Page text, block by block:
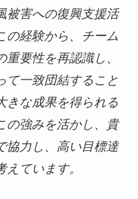
被害への復興支援活
の経験から、チーム
要性を再認識し、
て一致団結すること
きな成果を得られる
の強みを活かし、貴
協力し、高い目標達
ています。